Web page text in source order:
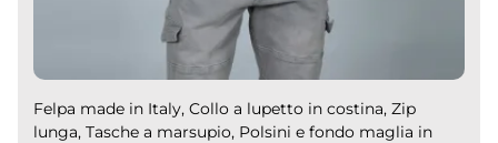
Felpa made in Italy, Collo a lupetto in costina, Zip
lunga, Tasche a marsupio, Polsini e fondo maglia in